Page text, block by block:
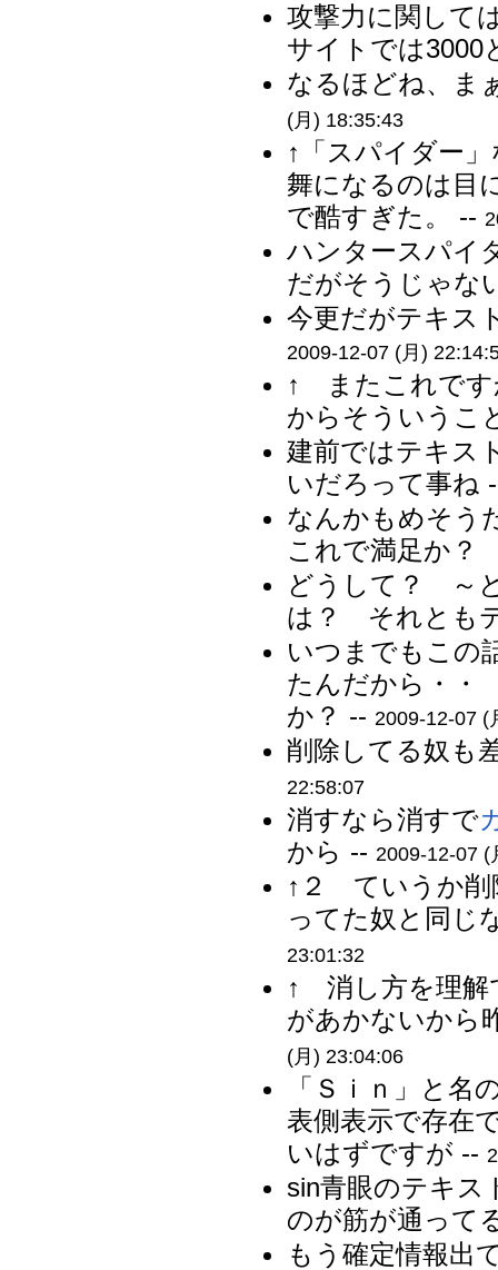
攻撃力に関して
サイトでは
なるほどね、ま
(月) 18:35:43
↑「スパイダー
舞になるのは目
で酷すぎた。 --
ハンタースパイ
だがそうじゃな
今更だがテキス
2009-12-07 (月)
↑ またこれです
からそういうこ
建前ではテキス
いだろって事ね
なんかもめそう
これで満足か
どうして？ ～
は？ それとも
いつまでもこの
たんだから・・
か？ -- 2009-12-07 (
削除してる奴も
22:58:07
消すなら消すで
から -- 2009-12-07 (
↑２ ていうか削
ってた奴と同じ
23:01:32
↑ 消し方を理解
があかないから
(月) 23:04:06
「Ｓｉｎ」と
表側表示で存在
いはずですが --
sin青眼のテキス
のが筋が通って
もう確定情報出